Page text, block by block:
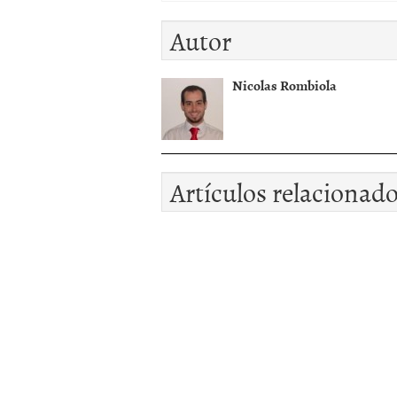
Autor
Nicolas Rombiola
Artículos